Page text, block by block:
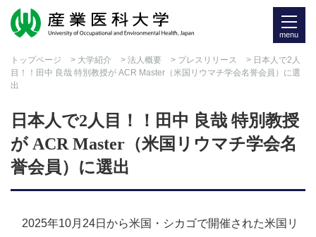
menu
トップページ > 大学紹介 > 法人概要 > プレスリリース
> 日本人で2人
目！！田中 良哉 特別教授が ACR Master（米国リウマチ学会名誉会員）に選
出
日本人で2人目！！田中 良哉 特別教授
が ACR Master（米国リウマチ学会名
誉会員）に選出
2025年10月24日から米国・シカゴで開催された米国リ